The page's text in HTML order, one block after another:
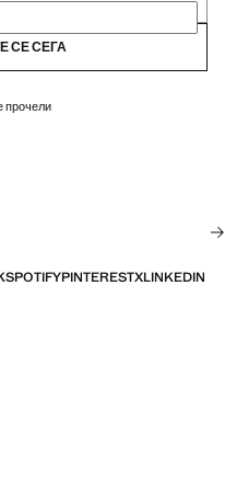
СЕ СЕГА
прочели
SPOTIFYPINTERESTXLINKEDIN